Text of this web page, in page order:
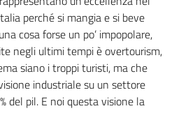
perché si mangia e si beve
cosa forse un po’ impopolare,
negli ultimi tempi è overtourism,
siano i troppi turisti, ma che
industriale su un settore
del pil. E noi questa visione la